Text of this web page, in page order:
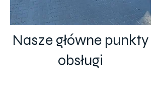
Nasze główne punkty
obsługi